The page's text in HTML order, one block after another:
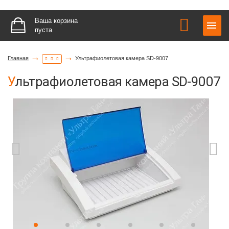
Ваша корзина
пуста
Главная → → Ультрафиолетовая камера SD-9007
Ультрафиолетовая камера SD-9007